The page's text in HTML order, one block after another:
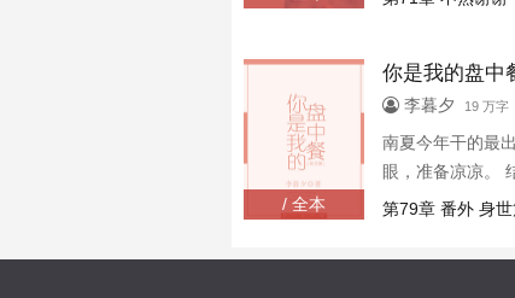
/ 全本
你是我的盘中
李暮夕 19 万字
南夏今年干的最
眼，准备凉凉。
总有这样的帖子
第79章 番外 身